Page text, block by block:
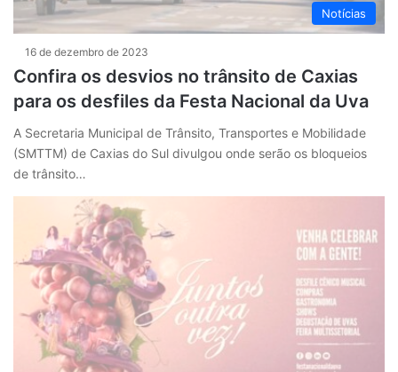
Notícias
16 de dezembro de 2023
Confira os desvios no trânsito de Caxias
para os desfiles da Festa Nacional da Uva
A Secretaria Municipal de Trânsito, Transportes e Mobilidade
(SMTTM) de Caxias do Sul divulgou onde serão os bloqueios
de trânsito…